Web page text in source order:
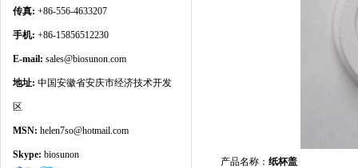
传真: +86-556-4633207
手机: +86-15856512230
E-mail: sales@biosunon.com
地址: 中国安徽省安庆市经济技术开发
区
MSN: helen7so@hotmail.com
Skype: biosunon
产品名称：纸杯盖